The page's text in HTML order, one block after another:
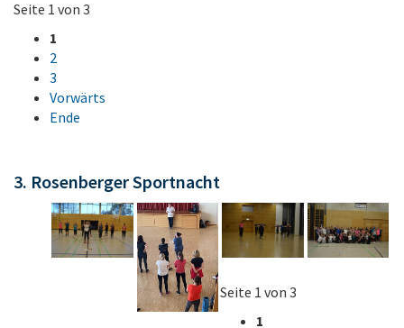
Seite 1 von 3
1
2
3
Vorwärts
Ende
3. Rosenberger Sportnacht
Seite 1 von 3
1